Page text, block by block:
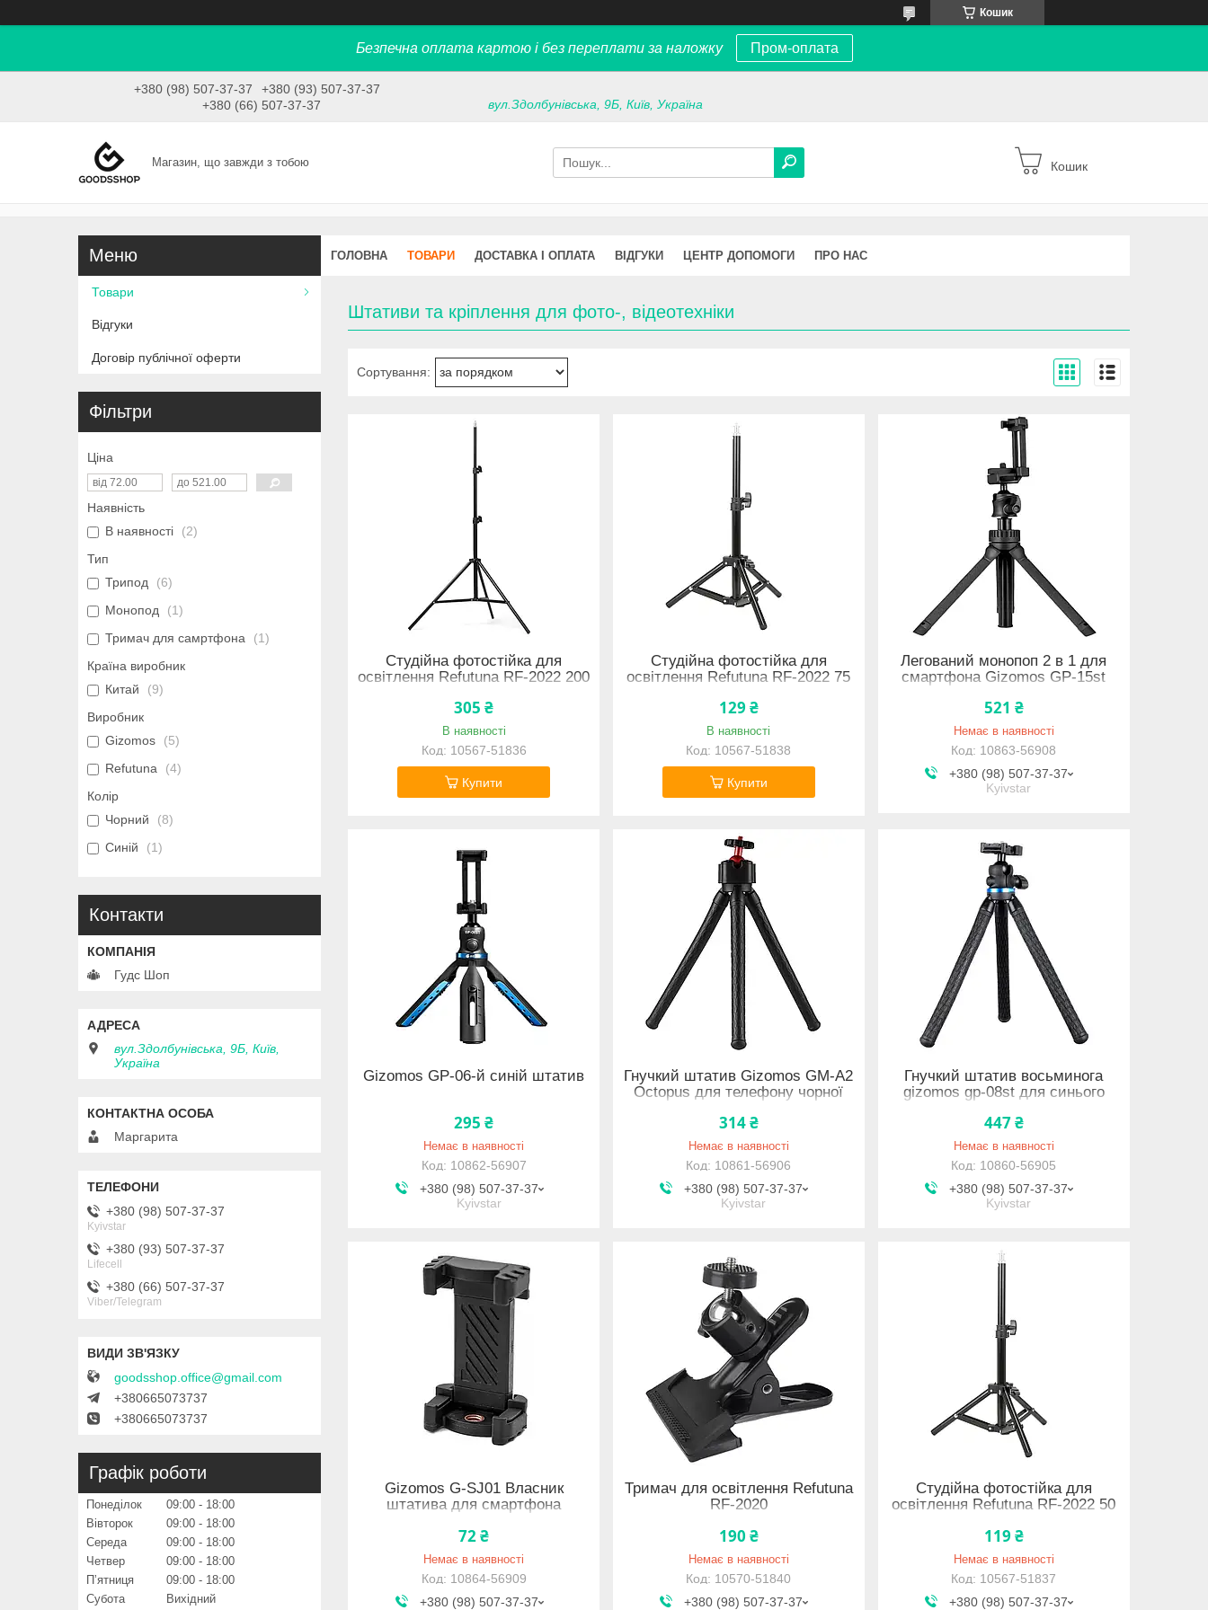
Кошик
Безпечна оплата картою і без переплати за наложку Пром-оплата
+380 (98) 507-37-37
+380 (93) 507-37-37
+380 (66) 507-37-37
вул.Здолбунівська, 9Б, Київ, Україна
Магазин, що завжди з тобою Кошик
ГОЛОВНА ТОВАРИ ДОСТАВКА І ОПЛАТА ВІДГУКИ ЦЕНТР ДОПОМОГИ ПРО НАС
Штативи та кріплення для фото-, відеотехніки
Студійна фотостійка для
освітлення Refutuna RF-2022 200
305 ₴
В наявності
10567-51836
Купити
Студійна фотостійка для
освітлення Refutuna RF-2022 75
129 ₴
В наявності
10567-51838
Купити
Легований монопоп 2 в 1 для
смартфона Gizomos GP-15st
521 ₴
Немає в наявності
10863-56908
+380 (98) 507-37-37
Kyivstar
Gizomos GP-06-й синій штатив
295 ₴
Немає в наявності
10862-56907
+380 (98) 507-37-37
Kyivstar
Гнучкий штатив Gizomos GM-A2
Octopus для телефону чорної
314 ₴
Немає в наявності
10861-56906
+380 (98) 507-37-37
Kyivstar
Гнучкий штатив восьминога
gizomos gp-08st для синього
447 ₴
Немає в наявності
10860-56905
+380 (98) 507-37-37
Kyivstar
Gizomos G-SJ01 Власник
штатива для смартфона
72 ₴
Немає в наявності
10864-56909
+380 (98) 507-37-37
Тримач для освітлення Refutuna
RF-2020
190 ₴
Немає в наявності
10570-51840
+380 (98) 507-37-37
Студійна фотостійка для
освітлення Refutuna RF-2022 50
119 ₴
Немає в наявності
10567-51837
+380 (98) 507-37-37
Товари
Відгуки
Договір публічної оферти
Фільтри
Ціна
Наявність
В наявності
2
Тип
Трипод
6
Монопод
1
Тримач для самртфона
1
Країна виробник
Китай
9
Виробник
Gizomos
5
Refutuna
4
Колір
Чорний
8
Синій
1
Контакти
Гудс Шоп
вул.Здолбунівська, 9Б, Київ,
Україна
Маргарита
+380 (98) 507-37-37
Kyivstar
+380 (93) 507-37-37
Lifecell
+380 (66) 507-37-37
Viber/Telegram
goodsshop.office@gmail.com
+380665073737
+380665073737
Графік роботи
Понеділок 09:00
18:00
Вівторок
09:00
18:00
Середа
09:00
18:00
Четвер
09:00
18:00
Пʼятниця
09:00
18:00
Субота
Вихідний